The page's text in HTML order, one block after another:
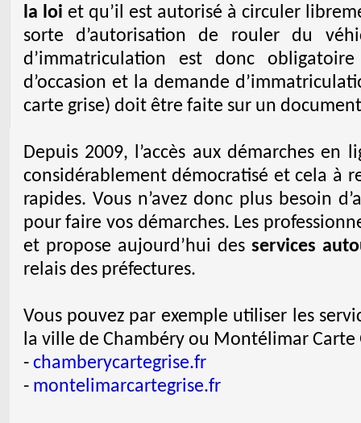
la loi et qu’il est autorisé à circuler
sorte d’autorisation de rouler du
d’immatriculation est donc
d’occasion et la demande
carte grise) doit être faite sur un
Depuis 2009, l’accès aux démarches en
considérablement démocratisé et cela à
rapides. Vous n’avez donc plus besoin
pour faire vos démarches. Les
et propose aujourd’hui des services
relais des préfectures.
Vous pouvez par exemple utiliser les
la ville de Chambéry ou Montélimar
- chamberycartegrise.fr
- montelimarcartegrise.fr